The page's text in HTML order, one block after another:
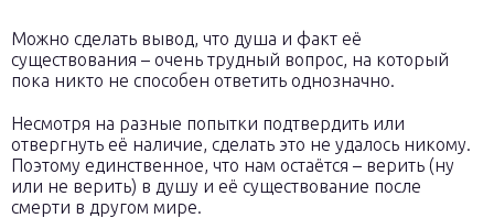
Можно сделать вывод, что душа и факт её
существования – очень трудный вопрос, на который
пока никто не способен ответить однозначно.
Несмотря на разные попытки подтвердить или
отвергнуть её наличие, сделать это не удалось никому.
Поэтому единственное, что нам остаётся – верить (ну
или не верить) в душу и её существование после
смерти в другом мире.